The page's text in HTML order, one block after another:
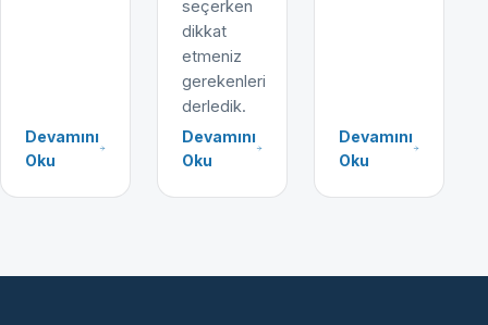
Devamını
Oku
seçerken
dikkat
etmeniz
gerekenleri
derledik.
Devamını
Oku
Devamını
Oku